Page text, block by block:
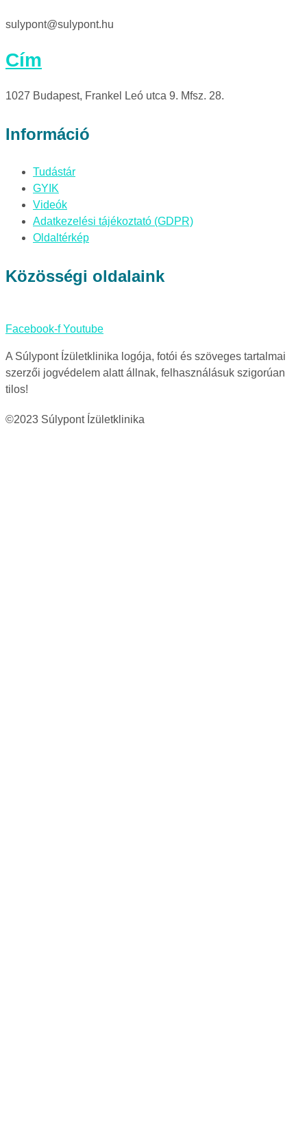
sulypont@sulypont.hu
Cím
1027 Budapest, Frankel Leó utca 9. Mfsz. 28.
Információ
Tudástár
GYIK
Videók
Adatkezelési tájékoztató (GDPR)
Oldaltérkép
Közösségi oldalaink
Facebook-f Youtube
A Súlypont Ízületklinika logója, fotói és szöveges tartalmai
szerzői jogvédelem alatt állnak, felhasználásuk szigorúan
tilos!
©2023 Súlypont Ízületklinika